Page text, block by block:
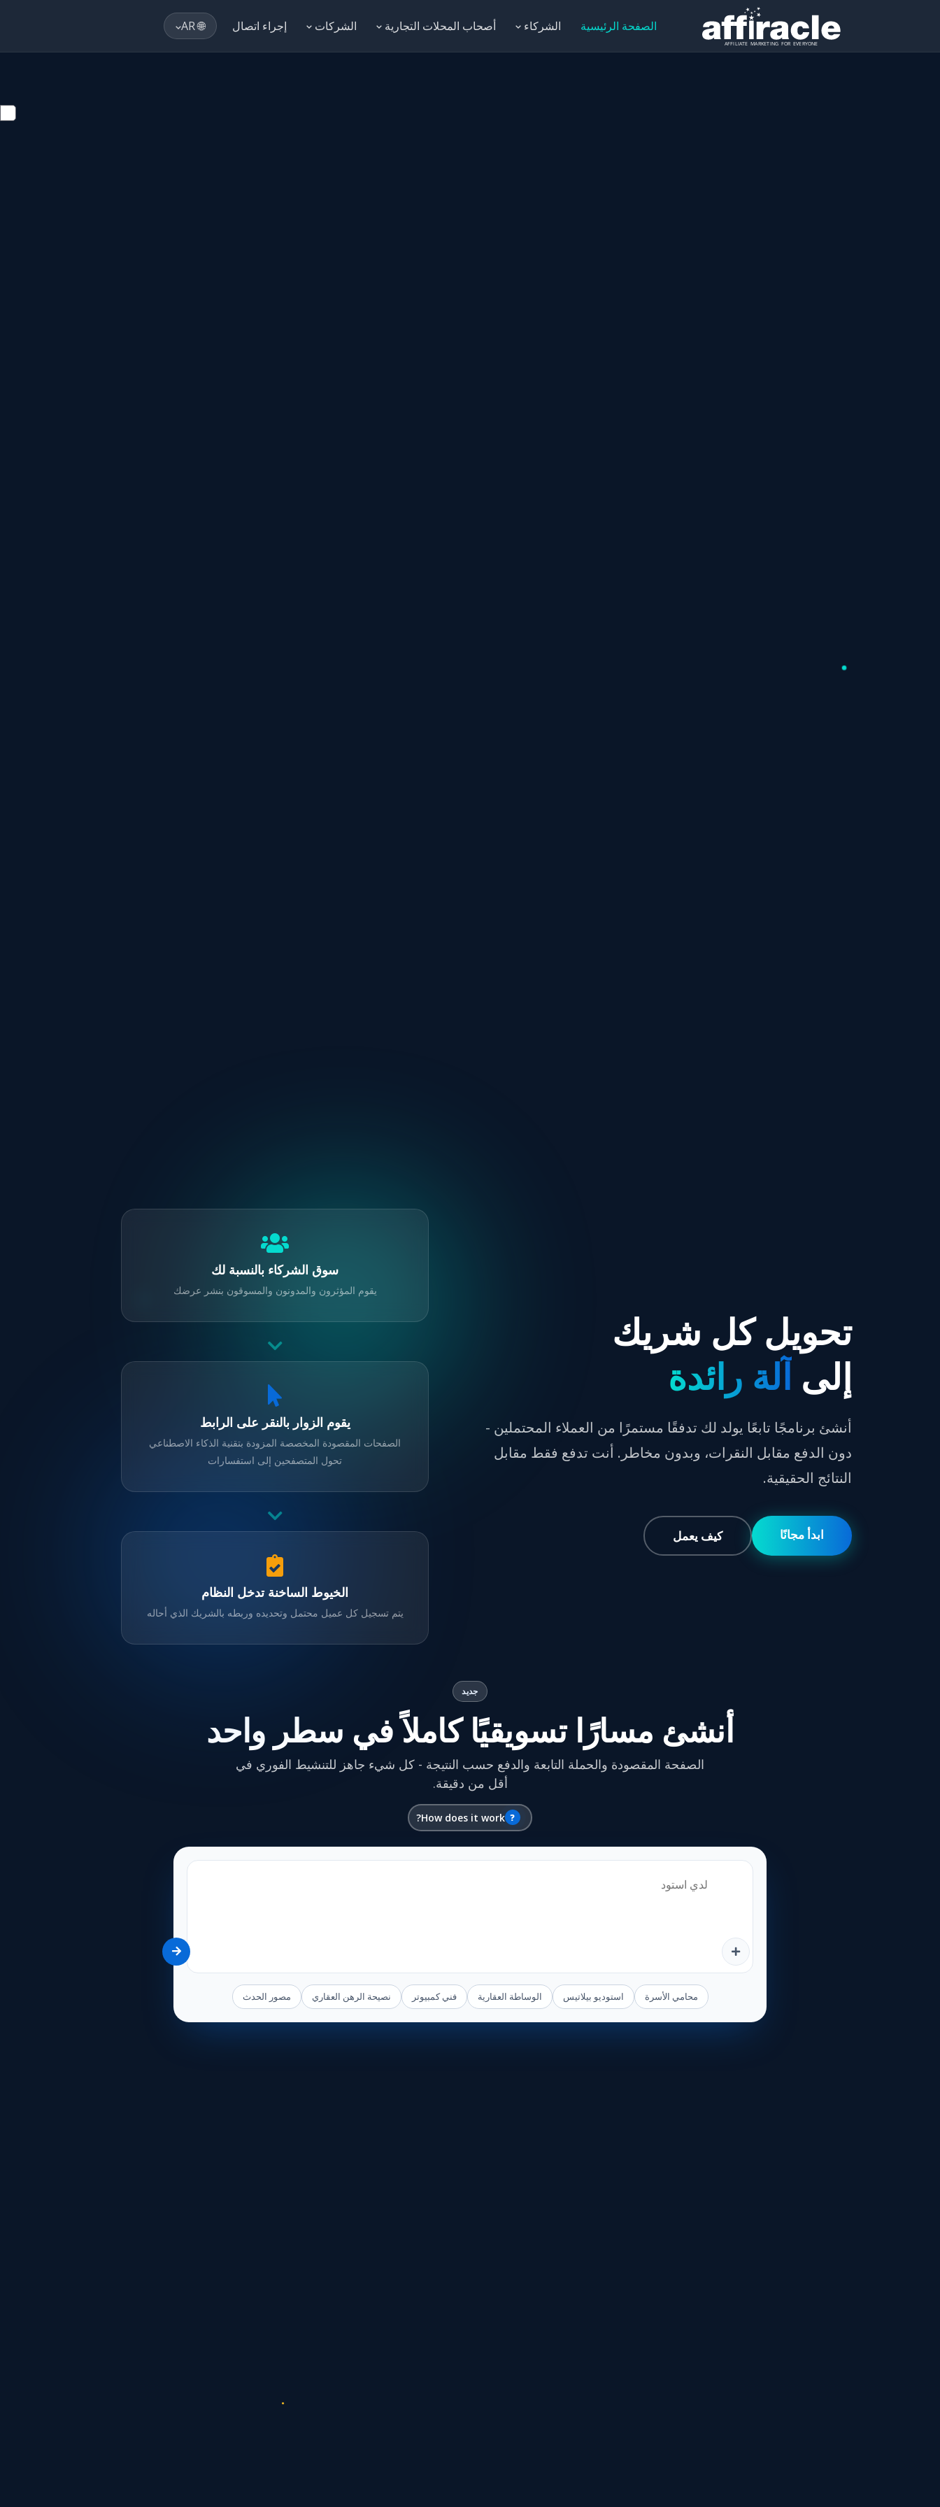
الصفحة الرئيسية الشركاء أصحاب المحلات التجارية الشركات إجراء اتصال 🌐 AR
تحويل كل شريك
إلى آلة رائدة
أنشئ برنامجًا تابعًا يولد لك تدفقًا مستمرًا من العملاء المحتملين -
دون الدفع مقابل النقرات، وبدون مخاطر. أنت تدفع فقط مقابل
النتائج الحقيقية.
ابدأ مجانًا كيف يعمل
سوق الشركاء بالنسبة لك
يقوم المؤثرون والمدونون والمسوقون بنشر عرضك
يقوم الزوار بالنقر على الرابط
الصفحات المقصودة المخصصة المزودة بتقنية الذكاء الاصطناعي
تحول المتصفحين إلى استفسارات
الخيوط الساخنة تدخل النظام
يتم تسجيل كل عميل محتمل وتحديده وربطه بالشريك الذي أحاله
جديد
أنشئ مسارًا تسويقيًا كاملاً في سطر واحد
الصفحة المقصودة والحملة التابعة والدفع حسب النتيجة - كل شيء جاهز للتنشيط الفوري في
أقل من دقيقة.
?
How does it work?
محامي الأسرة استوديو بيلاتيس الوساطة العقارية فني كمبيوتر نصيحة الرهن العقاري مصور الحدث